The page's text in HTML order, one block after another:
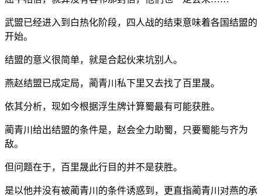
武盟已经进入到白热化阶段，四人战的结束意味着各国结盟的
开始。
结盟的意义很简单，就是合起伙来坑别人。
燕赵结盟已成定局，蔺青川私下里又去找了百里晟。
依其分析，现如今根据浮生牌计算蜀最有可能获胜。
蔺青川给出结盟的条件是，赵会全力助蜀，只要蜀能与齐为
敌。
但问题在于，百里晟此行目的并不是获胜。
是以他并没有被蔺青川的条件诱惑到，更直指蔺青川对燕的承